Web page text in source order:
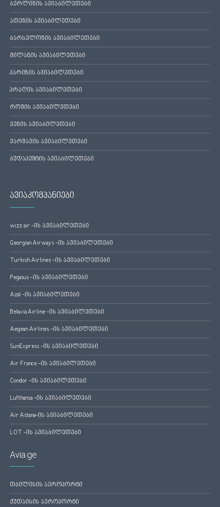
ბერლინის ავიაბილეთები
ათენის ავიაბილეთები
ბარსელონის ავიაბილეთები
მილანის ავიაბილეთები
პარიზის ავიაბილეთები
პრაღის ავიაბილეთები
რომის ავიაბილეთები
ვენის ავიაბილეთები
ვარშავის ავიაბილეთები
ბუდაპეშტის ავიაბილეთები
ავიაკომპანიები
wizz air -ის ავიაბილეთები
Georgian Airways -ის ავიაბილეთები
Turkish Airlines -ის ავიაბილეთები
Pegasus -ის ავიაბილეთები
Azal -ის ავიაბილეთები
Belavia Airline -ის ავიაბილეთები
Aegean Airlines -ის ავიაბილეთები
SunExpress -ის ავიაბილეთები
Air France -ის ავიაბილეთები
Condor -ის ავიაბილეთები
Lufthansa -ის ავიაბილეთები
Air Astana-ის ავიაბილეთები
LOT -ის ავიაბილეთები
Avia.ge
თბილისის აეროპორტი
ქუთაისის აეროპორტი